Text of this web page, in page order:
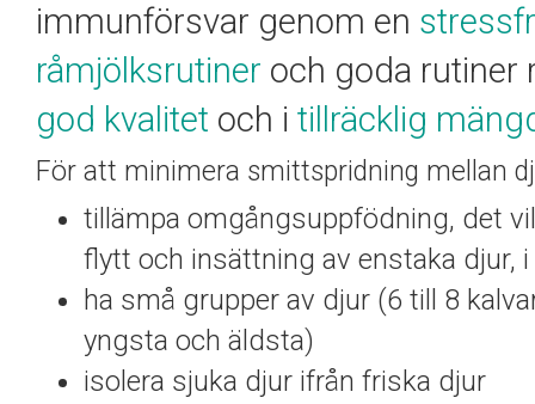
immunförsvar genom en
råmjölksrutiner och goda rutiner
god kvalitet och i tillräcklig
För att minimera smittspridning mellan
tillämpa omgångsuppfödning, det
flytt och insättning av enstaka
ha små grupper av djur (6 till 8
yngsta och äldsta)
isolera sjuka djur ifrån friska djur